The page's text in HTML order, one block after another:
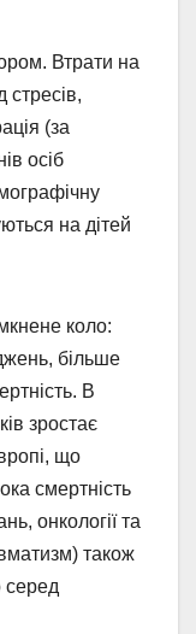
Втрати на
стресів,
(за
осіб
на дітей
коло:
більше
В
зростає
що
смертність
онкології та
також
серед